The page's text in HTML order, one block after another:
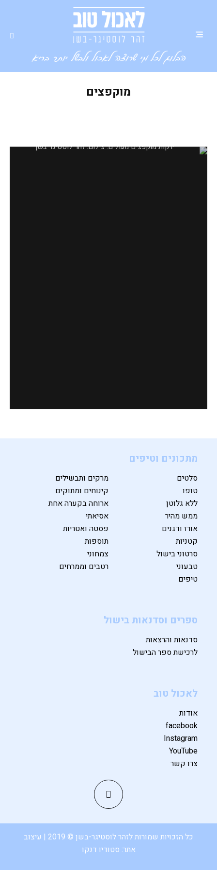
מוקפצים
מתכונים וטיפים
סלטים
מרקים ותבשילים
טופו
קינוחים ומתוקים
ללא גלוטן
ארוחה בקערה אחת
ממש מהיר
אסיאתי
אורז ודגנים
פסטה ואטריות
קטניות
תוספות
סרטוני בישול
צמחוני
טבעוני
רטבים וממרחים
טיפים
ספרים וסדנאות בישול
סדנאות והרצאות
לרכישת ספר הבישול
לאכול טוב
אודות
facebook
Instagram
YouTube
צרו קשר
כל הזכויות שמורות לזהר לוסטיגר-בשן © 2019 | עיצוב
אתר: סטודיו דנקו